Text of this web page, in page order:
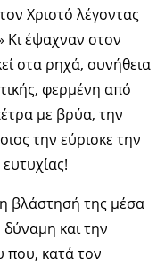
Χριστό λέγοντας
Κι έψαχναν στον
στα ρηχά, συνήθεια
φερμένη από
με βρύα, την
την εύρισκε την
βλάστησή της μέσα
και την
που, κατά τον